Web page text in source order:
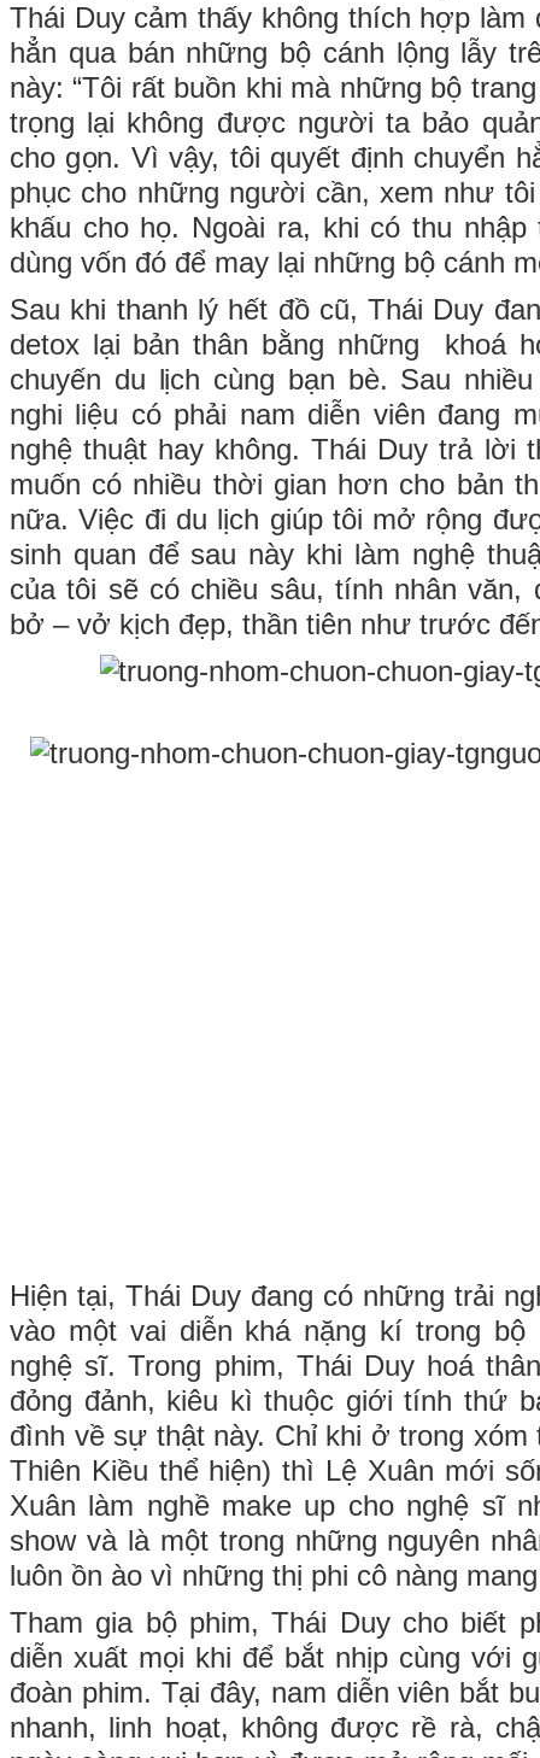
Thái Duy cảm thấy không thích hợp làm
hẳn qua bán những bộ cánh lộng lẫy
này: “Tôi rất buồn khi mà những bộ
trọng lại không được người ta bảo
cho gọn. Vì vậy, tôi quyết định chuyển
phục cho những người cần, xem như
khấu cho họ. Ngoài ra, khi có thu
dùng vốn đó để may lại những bộ cánh
Sau khi thanh lý hết đồ cũ, Thái Duy
detox lại bản thân bằng những khoá
chuyến du lịch cùng bạn bè. Sau
nghi liệu có phải nam diễn viên đang
nghệ thuật hay không. Thái Duy trả lời
muốn có nhiều thời gian hơn cho bản
nữa. Việc đi du lịch giúp tôi mở rộng
sinh quan để sau này khi làm nghệ
của tôi sẽ có chiều sâu, tính nhân
bở – vở kịch đẹp, thần tiên như trước
Hiện tại, Thái Duy đang có những trải
vào một vai diễn khá nặng kí trong bộ
nghệ sĩ. Trong phim, Thái Duy hoá
đỏng đảnh, kiêu kì thuộc giới tính thứ
đình về sự thật này. Chỉ khi ở trong xóm
Thiên Kiều thể hiện) thì Lệ Xuân mới
Xuân làm nghề make up cho nghệ sĩ
show và là một trong những nguyên
luôn ồn ào vì những thị phi cô nàng
Tham gia bộ phim, Thái Duy cho biết
diễn xuất mọi khi để bắt nhịp cùng với
đoàn phim. Tại đây, nam diễn viên bắt
nhanh, linh hoạt, không được rề rà,